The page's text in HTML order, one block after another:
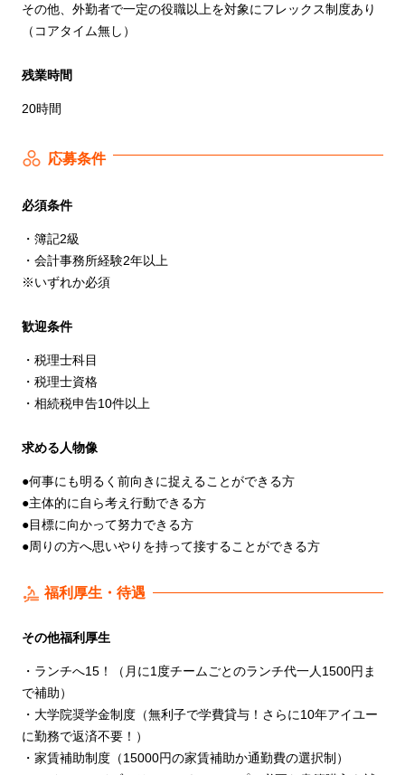
その他、外勤者で一定の役職以上を対象にフレックス制度あり
（コアタイム無し）
残業時間
20時間
応募条件
必須条件
・簿記2級
・会計事務所経験2年以上
※いずれか必須
歓迎条件
・税理士科目
・税理士資格
・相続税申告10件以上
求める人物像
●何事にも明るく前向きに捉えることができる方
●主体的に自ら考え行動できる方
●目標に向かって努力できる方
●周りの方へ思いやりを持って接することができる方
福利厚生・待遇
その他福利厚生
・ランチへ15！（月に1度チームごとのランチ代一人1500円ま
で補助）
・大学院奨学金制度（無利子で学費貸与！さらに10年アイユー
に勤務で返済不要！）
・家賃補助制度（15000円の家賃補助か通勤費の選択制）